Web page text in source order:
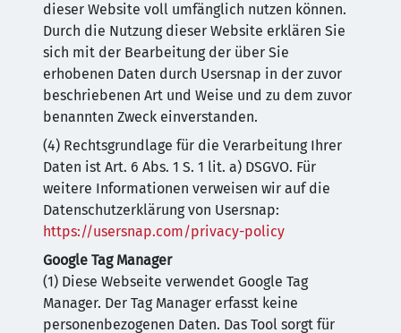
dieser Website voll umfänglich nutzen können.
Durch die Nutzung dieser Website erklären Sie
sich mit der Bearbeitung der über Sie
erhobenen Daten durch Usersnap in der zuvor
beschriebenen Art und Weise und zu dem zuvor
benannten Zweck einverstanden.
(4) Rechtsgrundlage für die Verarbeitung Ihrer
Daten ist Art. 6 Abs. 1 S. 1 lit. a) DSGVO. Für
weitere Informationen verweisen wir auf die
Datenschutzerklärung von Usersnap:
https://usersnap.com/privacy-policy
Google Tag Manager
(1) Diese Webseite verwendet Google Tag
Manager. Der Tag Manager erfasst keine
personenbezogenen Daten. Das Tool sorgt für